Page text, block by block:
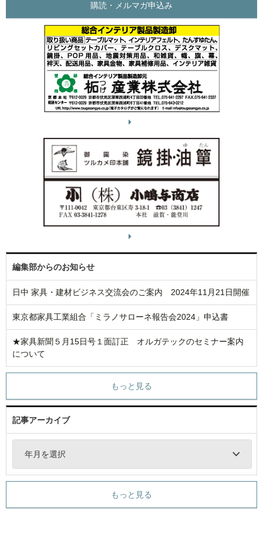
購読・メルマガ申込み
編集部からのお知らせ
日中 家具・建材ビジネス交流会のご案内 2024年11月21日開催
東京都家具工業組合「ミラノサローネ報告会2024」申込書
★家具新聞５月15日号１面訂正 オルガテックのセミナー案内
について
もっと見る
記事アーカイブ
年月を選択
もっと見る